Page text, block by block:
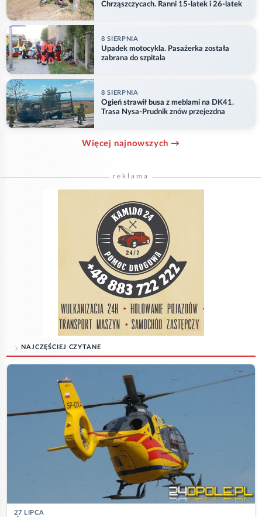
Chrząszczycach. Ranni 15-latek i 26-latek
8 SIERPNIA
Upadek motocykla. Pasażerka została
zabrana do szpitala
8 SIERPNIA
Ogień strawił busa z meblami na DK41.
Trasa Nysa-Prudnik znów przejezdna
Więcej najnowszych →
reklama
NAJCZĘŚCIEJ CZYTANE
27 LIPCA